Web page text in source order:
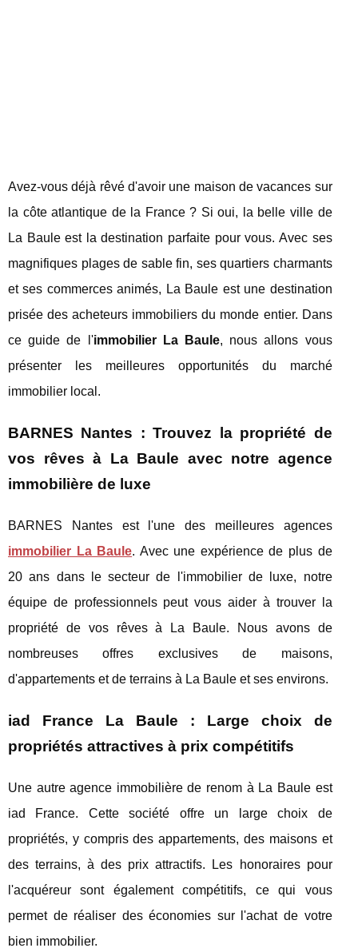
Avez-vous déjà rêvé d'avoir une maison de vacances sur
la côte atlantique de la France ? Si oui, la belle ville de
La Baule est la destination parfaite pour vous. Avec ses
magnifiques plages de sable fin, ses quartiers charmants
et ses commerces animés, La Baule est une destination
prisée des acheteurs immobiliers du monde entier. Dans
ce guide de l'immobilier La Baule, nous allons vous
présenter les meilleures opportunités du marché
immobilier local.
BARNES Nantes : Trouvez la propriété de
vos rêves à La Baule avec notre agence
immobilière de luxe
BARNES Nantes est l'une des meilleures agences
immobilier La Baule. Avec une expérience de plus de
20 ans dans le secteur de l'immobilier de luxe, notre
équipe de professionnels peut vous aider à trouver la
propriété de vos rêves à La Baule. Nous avons de
nombreuses offres exclusives de maisons,
d'appartements et de terrains à La Baule et ses environs.
iad France La Baule : Large choix de
propriétés attractives à prix compétitifs
Une autre agence immobilière de renom à La Baule est
iad France. Cette société offre un large choix de
propriétés, y compris des appartements, des maisons et
des terrains, à des prix attractifs. Les honoraires pour
l'acquéreur sont également compétitifs, ce qui vous
permet de réaliser des économies sur l'achat de votre
bien immobilier.